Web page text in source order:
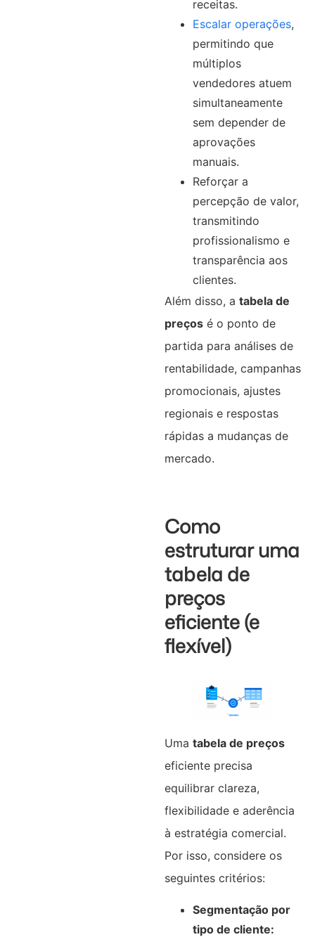
receitas.
Escalar operações,
permitindo que
múltiplos
vendedores atuem
simultaneamente
sem depender de
aprovações
manuais.
Reforçar a
percepção de valor,
transmitindo
profissionalismo e
transparência aos
clientes.
Além disso, a tabela de
preçosé o ponto de
partida para análises de
rentabilidade, campanhas
promocionais, ajustes
regionais e respostas
rápidas a mudanças de
mercado.
Como
estruturar uma
tabela de
preços
eficiente (e
flexível)
Uma tabela de preços
eficiente precisa
equilibrar clareza,
flexibilidade e aderência
à estratégia comercial.
Por isso, considere os
seguintes critérios:
Segmentação por
tipo de cliente: